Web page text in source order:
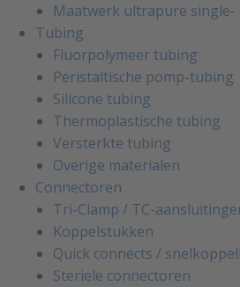
Maatwerk ultrapure single-
Tubing
Fluorpolymeer tubing
Peristaltische pomp-tubing
Silicone tubing
Thermoplastische tubing
Versterkte tubing
Overige materialen
Connectoren
Tri-Clamp / TC-
Koppelstukken
Quick connects /
Steriele connectoren